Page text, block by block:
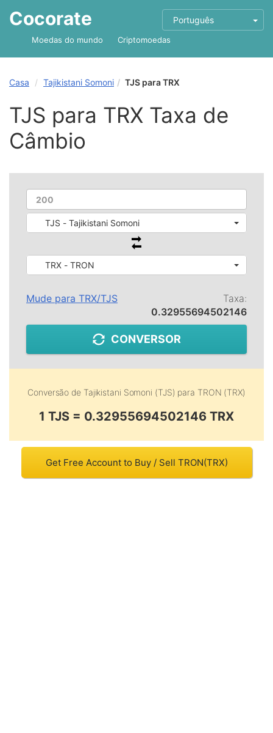
Cocorate Português
Moedas do mundo Criptomoedas
Casa Tajikistani Somoni TJS para TRX
TJS para TRX Taxa de
Câmbio
TJS - Tajikistani Somoni
TRX - TRON
Mude para TRX/TJS
Taxa:
0.32955694502146
CONVERSOR
Conversão de Tajikistani Somoni (TJS) para TRON (TRX)
1 TJS = 0.32955694502146 TRX
Get Free Account to Buy / Sell TRON(TRX)